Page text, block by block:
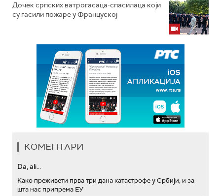
Дочек српских ватрогасаца-спасилаца који
су гасили пожаре у Француској
КОМЕНТАРИ
Da, ali...
Како преживети прва три дана катастрофе у Србији, и за
шта нас припрема ЕУ